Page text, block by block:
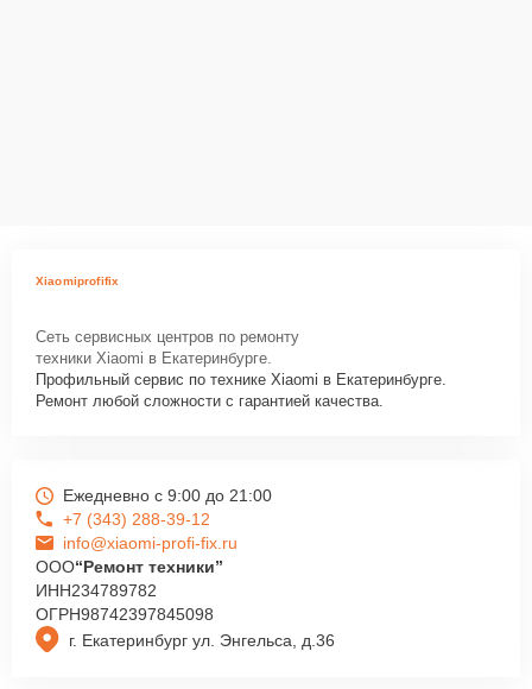
Xiaomiprofifix
Сеть сервисных центров по ремонту
техники Xiaomi в Екатеринбурге.
Профильный сервис по технике Xiaomi в Екатеринбурге.
Ремонт любой сложности с гарантией качества.
г. Екатеринбург ул. Энгельса, д.36
Ежедневно с 9:00 до 21:00
+7 (343) 288-39-12
info@xiaomi-profi-fix.ru
ООО“Ремонт техники”
ИНН234789782
ОГРН98742397845098